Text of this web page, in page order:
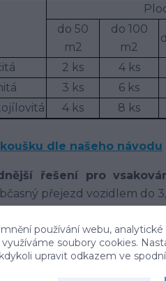
do 50
m2
do 100
m2
2 ks 4 ks
3 ks 6 ks
4 ks 8 ks
dle našeho návodu
řešení pro
přejezd vozidlem do
vysoký vsakovací výkon
potrubí
používání webu,
soubory cookies.
upravit odkazem ve